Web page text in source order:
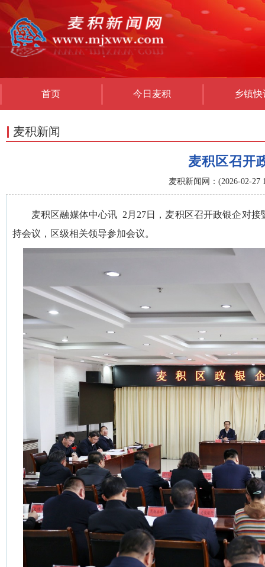
首页 今日麦积 乡镇快
麦积新闻
麦积区召开
麦积新闻网：(2026-02-27
麦积区融媒体中心讯 2月27日，麦积区召开政银企对
持会议，区级相关领导参加会议。